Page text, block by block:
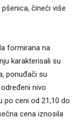
čineći više
formirana na
karakterisali su
ponuđači su
nivo
po ceni od 21,10 do
cena iznosila